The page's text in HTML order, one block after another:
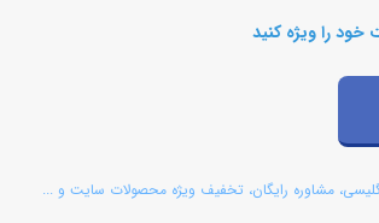
را ویژه کنید
مشاوره رایگان، تخفیف ویژه محصولات سایت و ...